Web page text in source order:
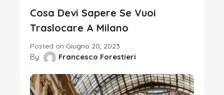
Cosa Devi Sapere Se Vuoi
Traslocare A Milano
Posted on Giugno 20, 2023
By Francesco Forestieri